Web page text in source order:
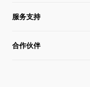
全球化布局
管理层信息
硅片价格
行业动态
服务支持
下载中心
合作伙伴